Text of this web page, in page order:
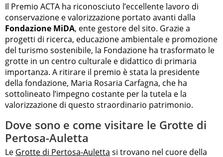
Il Premio ACTA ha riconosciuto l’eccellente lavoro di
conservazione e valorizzazione portato avanti dalla
Fondazione MiDA, ente gestore del sito. Grazie a
progetti di ricerca, educazione ambientale e promozione
del turismo sostenibile, la Fondazione ha trasformato le
grotte in un centro culturale e didattico di primaria
importanza. A ritirare il premio è stata la presidente
della fondazione, Maria Rosaria Carfagna, che ha
sottolineato l’impegno costante per la tutela e la
valorizzazione di questo straordinario patrimonio.
Dove sono e come visitare le Grotte di
Pertosa-Auletta
Le Grotte di Pertosa-Auletta si trovano nel cuore della